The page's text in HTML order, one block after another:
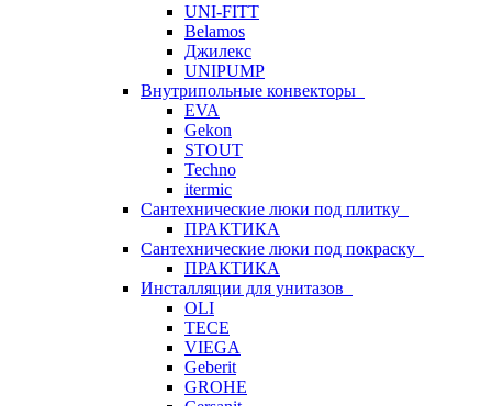
UNI-FITT
Belamos
Джилекс
UNIPUMP
Внутрипольные конвекторы
EVA
Gekon
STOUT
Techno
itermic
Сантехнические люки под плитку
ПРАКТИКА
Сантехнические люки под покраску
ПРАКТИКА
Инсталляции для унитазов
OLI
TECE
VIEGA
Geberit
GROHE